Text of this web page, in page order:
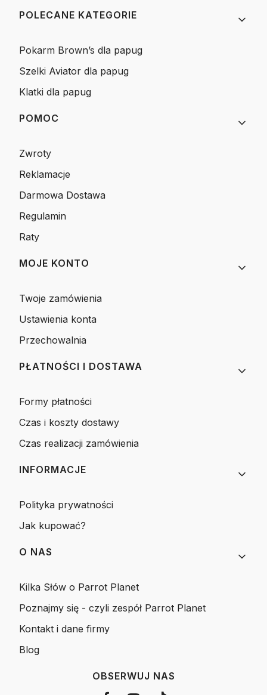
Linki w stopce
POLECANE KATEGORIE
Pokarm Brown’s dla papug
Szelki Aviator dla papug
Klatki dla papug
POMOC
Zwroty
Reklamacje
Darmowa Dostawa
Regulamin
Raty
MOJE KONTO
Twoje zamówienia
Ustawienia konta
Przechowalnia
PŁATNOŚCI I DOSTAWA
Formy płatności
Czas i koszty dostawy
Czas realizacji zamówienia
INFORMACJE
Polityka prywatności
Jak kupować?
O NAS
Kilka Słów o Parrot Planet
Poznajmy się - czyli zespół Parrot Planet
Kontakt i dane firmy
Blog
OBSERWUJ NAS